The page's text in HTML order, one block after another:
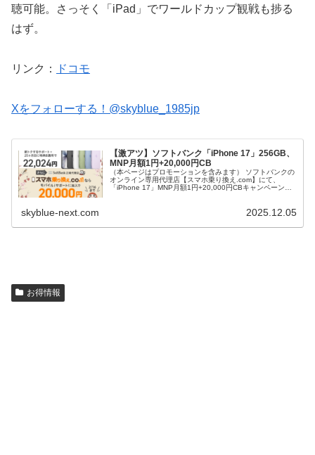
聴可能。さっそく「iPad」でワールドカップ観戦も捗る
はず。
リンク： ドコモ
Xをフォローする！@skyblue_1985jp
【激アツ】ソフトバンク「iPhone 17」256GB、
MNP月額1円+20,000円CB
（本ページはプロモーションを含みます） ソフトバンクの
オンライン専用代理店【スマホ乗り換え.com】にて、
「iPhone 17」MNP月額1円+20,000円CBキャンペーンが
skyblue-next.com 2025.12.05
お得情報